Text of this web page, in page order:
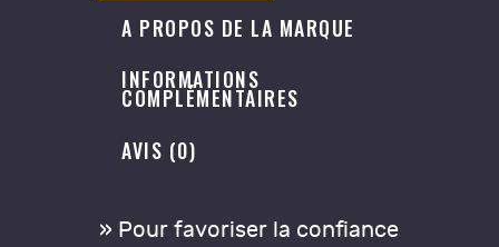
A PROPOS DE LA MARQUE
INFORMATIONS
COMPLÉMENTAIRES
AVIS (0)
» Pour favoriser la confiance